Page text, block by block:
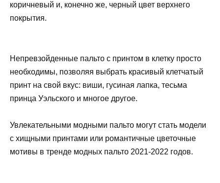
коричневый и, конечно же, черный цвет верхнего
покрытия.
Непревзойденные пальто с принтом в клетку просто
необходимы, позволяя выбрать красивый клетчатый
принт на свой вкус: виши, гусиная лапка, тесьма
принца Уэльского и многое другое.
Увлекательными модными пальто могут стать модели
с хищными принтами или романтичные цветочные
мотивы в тренде модных пальто 2021-2022 годов.